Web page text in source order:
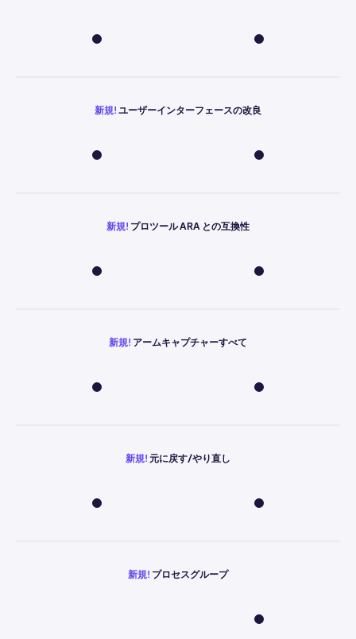
新規! ユーザーインターフェースの改良
新規! プロツール ARA との互換性
新規! アームキャプチャーすべて
新規! 元に戻す/やり直し
新規! プロセスグループ